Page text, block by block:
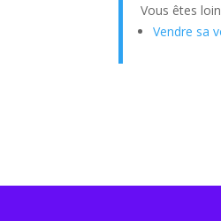
Vous êtes
Vendre sa